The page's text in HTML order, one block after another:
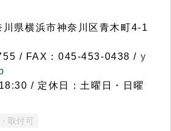
県横浜市神奈川区青木町4-1
/ FAX：045-453-0438 / y
/ 定休日：土曜日・日曜
取付可